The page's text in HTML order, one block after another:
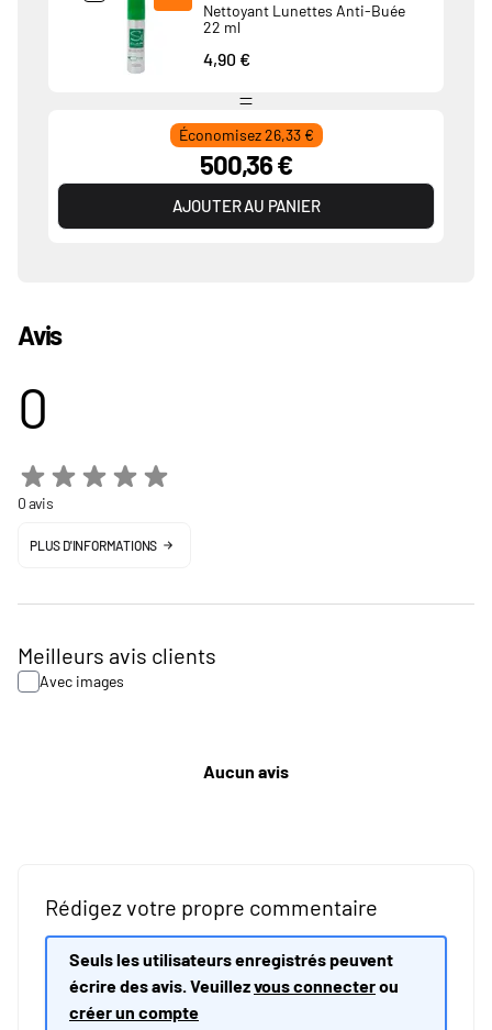
Nettoyant Lunettes Anti-Buée
22 ml
4,90 €
Économisez 26,33 €
500,36 €
AJOUTER AU PANIER
Avis
0
0 avis
PLUS D'INFORMATIONS
Meilleurs avis clients
Avec images
Aucun avis
Rédigez votre propre commentaire
Seuls les utilisateurs enregistrés peuvent
écrire des avis. Veuillezvous connecterou
créer un compte